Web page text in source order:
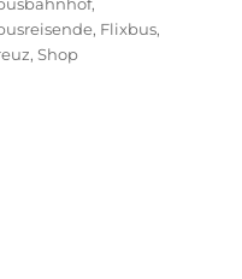
, Flixbus,
,Shop